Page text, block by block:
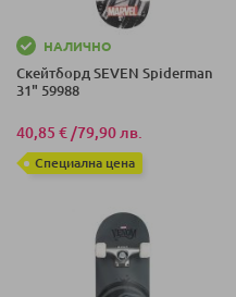
НАЛИЧНО
Скейтборд SEVEN Spiderman
31" 59988
40,85 € /79,90 лв.
Специална цена